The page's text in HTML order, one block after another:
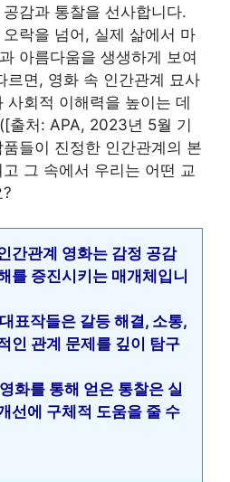
감과 통찰을 선사합니다.
락을 넘어, 실제 삶에서 마
아름다움을 생생하게 보여
르면, 영화 속 인간관계 묘사
사회적 이해력을 높이는 데
출처: APA, 2023년 5월 기
들이 진정한 인간관계의 본
그 속에서 우리는 어떤 교
간관계 영화는 감정 공감
를 증진시키는 매개체입니
표작들은 갈등 해결, 소통,
인 관계 문제를 깊이 탐구
화를 통해 얻은 통찰은 실
선에 구체적 도움을 줄 수